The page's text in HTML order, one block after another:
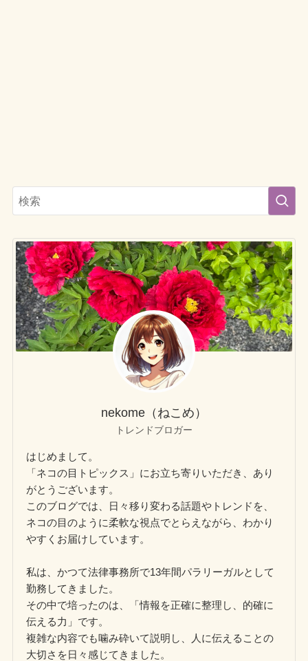
nekome（ねこめ）
トレンドブロガー
はじめまして。
「ネコの目トピックス」にお立ち寄りいただき、あり
がとうございます。
このブログでは、日々移り変わる話題やトレンドを、
ネコの目のように柔軟な視点でとらえながら、わかり
やすくお届けしています。
私は、かつて法律事務所で13年間パラリーガルとして
勤務してきました。
その中で培ったのは、「情報を正確に整理し、的確に
伝える力」です。
複雑な内容でも噛み砕いて説明し、人に伝えることの
大切さを日々感じてきました。